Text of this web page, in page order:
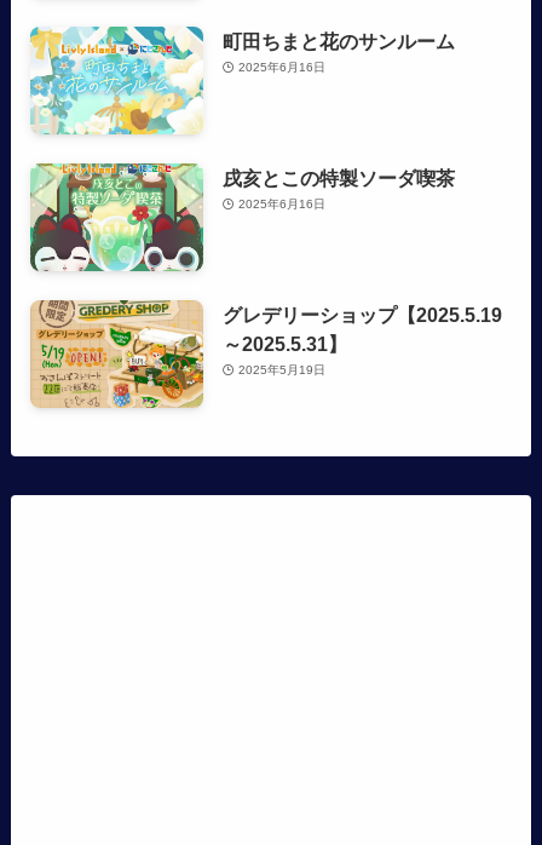
町田ちまと花のサンルーム
2025年6月16日
戌亥とこの特製ソーダ喫茶
2025年6月16日
グレデリーショップ【2025.5.19
～2025.5.31】
2025年5月19日